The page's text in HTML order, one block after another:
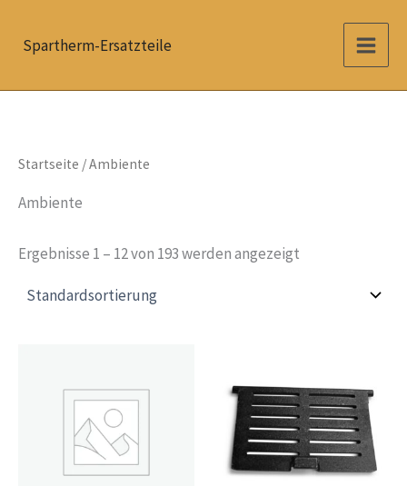
InhaltSpartherm-Ersatzteile
Startseite / Ambiente
Ambiente
Ergebnisse 1 – 12 von 193 werden angezeigt